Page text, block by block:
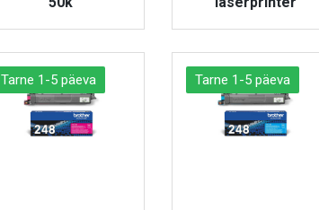
VAATA TOODET VAATA TOODET
Tarne 1-5 päeva Tarne 1-5 päeva